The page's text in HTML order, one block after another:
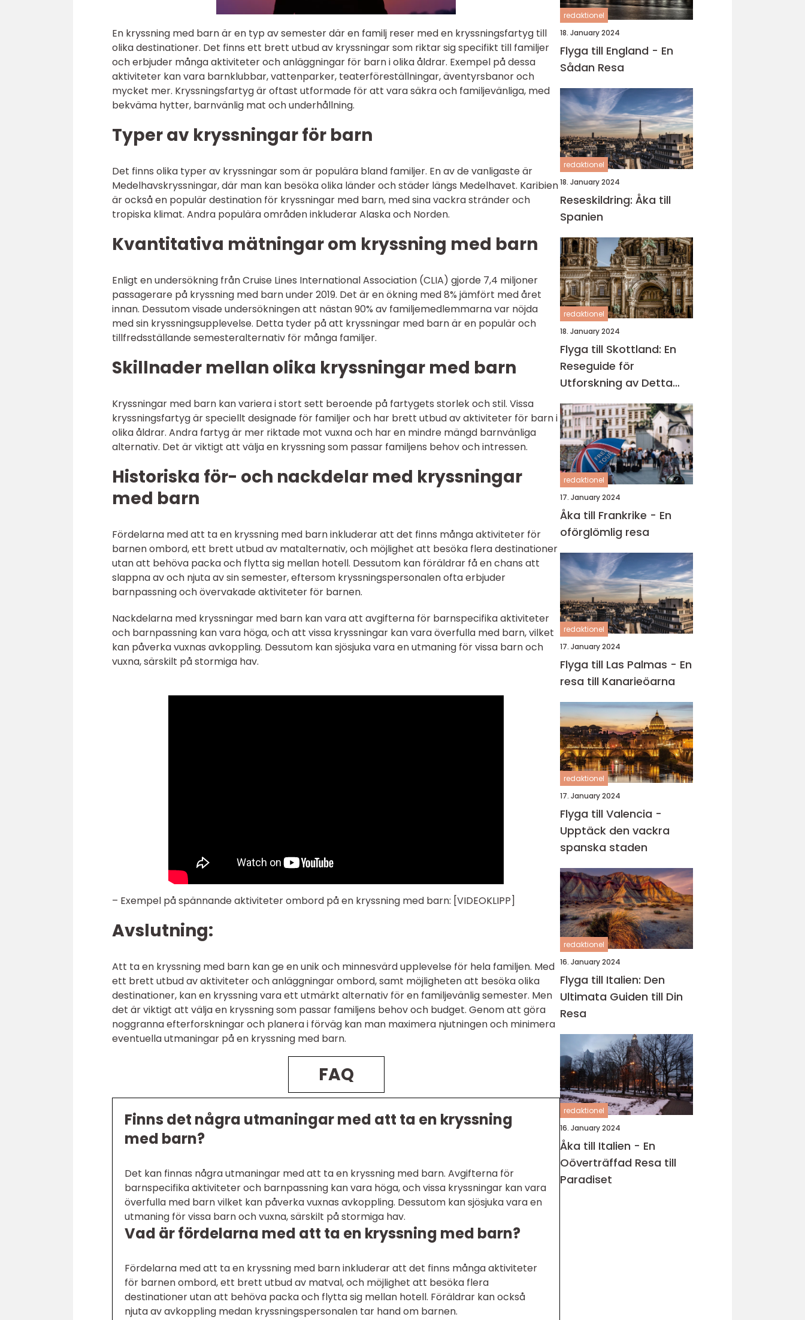
En kryssning med barn är en typ av semester där en familj reser med en kryssningsfartyg till
olika destinationer. Det finns ett brett utbud av kryssningar som riktar sig specifikt till familjer
och erbjuder många aktiviteter och anläggningar för barn i olika åldrar. Exempel på dessa
aktiviteter kan vara barnklubbar, vattenparker, teaterföreställningar, äventyrsbanor och
mycket mer. Kryssningsfartyg är oftast utformade för att vara säkra och familjevänliga, med
bekväma hytter, barnvänlig mat och underhållning.
Typer av kryssningar för barn
Det finns olika typer av kryssningar som är populära bland familjer. En av de vanligaste är
Medelhavskryssningar, där man kan besöka olika länder och städer längs Medelhavet. Karibien
är också en populär destination för kryssningar med barn, med sina vackra stränder och
tropiska klimat. Andra populära områden inkluderar Alaska och Norden.
Kvantitativa mätningar om kryssning med barn
Enligt en undersökning från Cruise Lines International Association (CLIA) gjorde 7,4 miljoner
passagerare på kryssning med barn under 2019. Det är en ökning med 8% jämfört med året
innan. Dessutom visade undersökningen att nästan 90% av familjemedlemmarna var nöjda
med sin kryssningsupplevelse. Detta tyder på att kryssningar med barn är en populär och
tillfredsställande semesteralternativ för många familjer.
Skillnader mellan olika kryssningar med barn
Kryssningar med barn kan variera i stort sett beroende på fartygets storlek och stil. Vissa
kryssningsfartyg är speciellt designade för familjer och har brett utbud av aktiviteter för barn i
olika åldrar. Andra fartyg är mer riktade mot vuxna och har en mindre mängd barnvänliga
alternativ. Det är viktigt att välja en kryssning som passar familjens behov och intressen.
Historiska för- och nackdelar med kryssningar
med barn
Fördelarna med att ta en kryssning med barn inkluderar att det finns många aktiviteter för
barnen ombord, ett brett utbud av matalternativ, och möjlighet att besöka flera destinationer
utan att behöva packa och flytta sig mellan hotell. Dessutom kan föräldrar få en chans att
slappna av och njuta av sin semester, eftersom kryssningspersonalen ofta erbjuder
barnpassning och övervakade aktiviteter för barnen.
Nackdelarna med kryssningar med barn kan vara att avgifterna för barnspecifika aktiviteter
och barnpassning kan vara höga, och att vissa kryssningar kan vara överfulla med barn, vilket
kan påverka vuxnas avkoppling. Dessutom kan sjösjuka vara en utmaning för vissa barn och
vuxna, särskilt på stormiga hav.
– Exempel på spännande aktiviteter ombord på en kryssning med barn: [VIDEOKLIPP]
Avslutning:
Att ta en kryssning med barn kan ge en unik och minnesvärd upplevelse för hela familjen. Med
ett brett utbud av aktiviteter och anläggningar ombord, samt möjligheten att besöka olika
destinationer, kan en kryssning vara ett utmärkt alternativ för en familjevänlig semester. Men
det är viktigt att välja en kryssning som passar familjens behov och budget. Genom att göra
noggranna efterforskningar och planera i förväg kan man maximera njutningen och minimera
eventuella utmaningar på en kryssning med barn.
FAQ
Finns det några utmaningar med att ta en kryssning
med barn?
Det kan finnas några utmaningar med att ta en kryssning med barn. Avgifterna för
barnspecifika aktiviteter och barnpassning kan vara höga, och vissa kryssningar kan vara
överfulla med barn vilket kan påverka vuxnas avkoppling. Dessutom kan sjösjuka vara en
utmaning för vissa barn och vuxna, särskilt på stormiga hav.
Vad är fördelarna med att ta en kryssning med barn?
Fördelarna med att ta en kryssning med barn inkluderar att det finns många aktiviteter
för barnen ombord, ett brett utbud av matval, och möjlighet att besöka flera
destinationer utan att behöva packa och flytta sig mellan hotell. Föräldrar kan också
njuta av avkoppling medan kryssningspersonalen tar hand om barnen.
redaktionel
18. January 2024
Flyga till England - En
Sådan Resa
redaktionel
18. January 2024
Reseskildring: Åka till
Spanien
redaktionel
18. January 2024
Flyga till Skottland: En
Reseguide för
Utforskning av Detta
Fascinerande Land
redaktionel
17. January 2024
Åka till Frankrike - En
oförglömlig resa
redaktionel
17. January 2024
Flyga till Las Palmas - En
resa till Kanarieöarna
redaktionel
17. January 2024
Flyga till Valencia -
Upptäck den vackra
spanska staden
redaktionel
16. January 2024
Flyga till Italien: Den
Ultimata Guiden till Din
Resa
redaktionel
16. January 2024
Åka till Italien - En
Oöverträffad Resa till
Paradiset